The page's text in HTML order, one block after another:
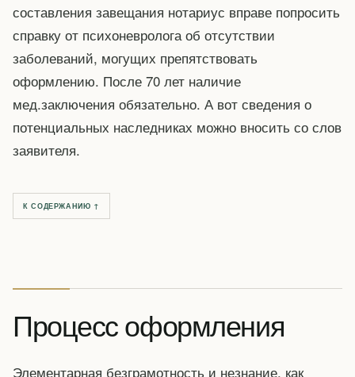
составления завещания нотариус вправе попросить
справку от психоневролога об отсутствии
заболеваний, могущих препятствовать
оформлению. После 70 лет наличие
мед.заключения обязательно. А вот сведения о
потенциальных наследниках можно вносить со слов
заявителя.
К СОДЕРЖАНИЮ ↑
Процесс оформления
Элементарная безграмотность и незнание, как